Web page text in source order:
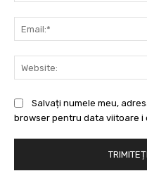
Salvați numele meu,
browser pentru data viitoare i